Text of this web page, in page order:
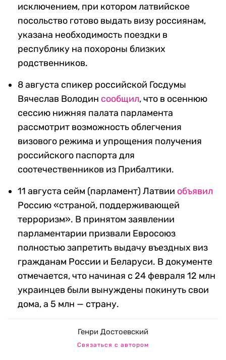
исключением, при котором латвийское
посольство готово выдать визу россиянам,
указана необходимость поездки в
республику на похороны близких
родственников.
8 августа спикер российской Госдумы
Вячеслав Володин сообщил, что в осеннюю
сессию нижняя палата парламента
рассмотрит возможность облегчения
визового режима и упрощения получения
российского паспорта для
соотечественников из Прибалтики.
11 августа сейм (парламент) Латвии объявил
Россию «страной, поддерживающей
терроризм». В принятом заявлении
парламентарии призвали Евросоюз
полностью запретить выдачу въездных виз
гражданам России и Беларуси. В документе
отмечается, что начиная с 24 февраля 12 млн
украинцев были вынуждены покинуть свои
дома, а 5 млн — страну.
Генри Достоевский
Связаться с автором